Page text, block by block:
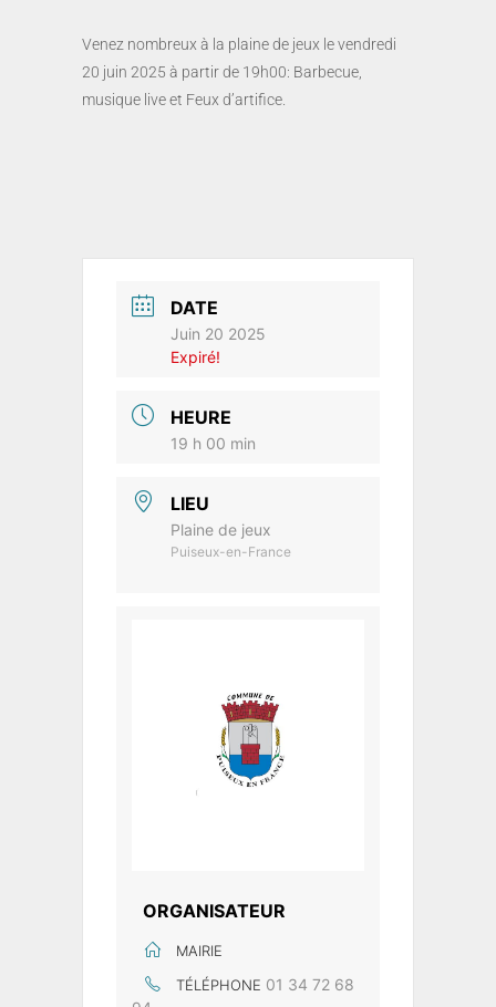
Venez nombreux à la plaine de jeux le vendredi
20 juin 2025 à partir de 19h00: Barbecue,
musique live et Feux d’artifice.
DATE
Juin 20 2025
Expiré!
HEURE
19 h 00 min
LIEU
Plaine de jeux
Puiseux-en-France
ORGANISATEUR
MAIRIE
TÉLÉPHONE 01 34 72 68